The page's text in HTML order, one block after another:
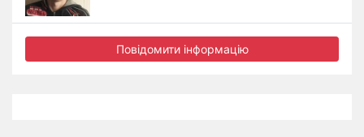
Повідомити інформацію